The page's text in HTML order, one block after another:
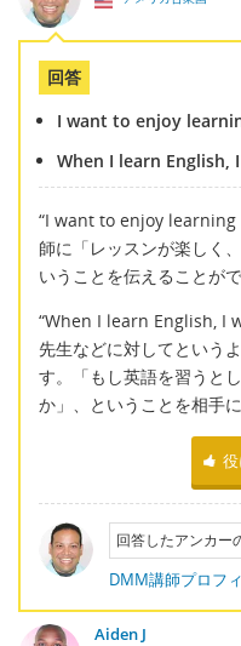
回答
I want to enjoy
When I learn
“I want to enjoy learning
師に「レッスンが楽しく
いうことを伝えることがで
“When I learn English, I
先生などに対してという
す。「もし英語を習うと
か」、ということを相手
回答したアンカー
DMM講師プロフ
Aiden J